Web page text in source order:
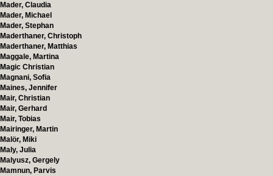
Mader, Claudia
Mader, Michael
Mader, Stephan
Maderthaner, Christoph
Maderthaner, Matthias
Maggale, Martina
Magic Christian
Magnani, Sofia
Maines, Jennifer
Mair, Christian
Mair, Gerhard
Mair, Tobias
Mairinger, Martin
Malör, Miki
Maly, Julia
Malyusz, Gergely
Mamnun, Parvis